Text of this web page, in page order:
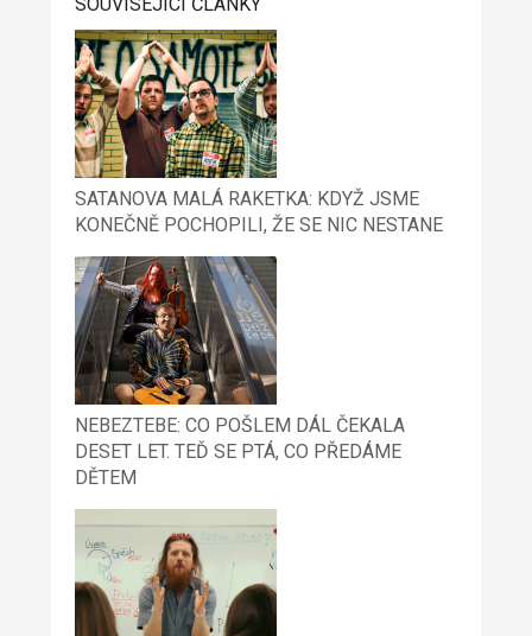
SATANOVA MALÁ RAKETKA: KDYŽ JSME
KONEČNĚ POCHOPILI, ŽE SE NIC NESTANE
NEBEZTEBE: CO POŠLEM DÁL ČEKALA
DESET LET. TEĎ SE PTÁ, CO PŘEDÁME
DĚTEM